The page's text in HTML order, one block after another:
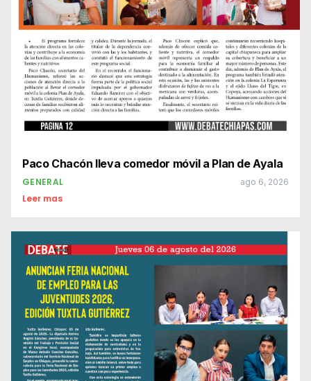
Paco Chacón lleva comedor móvil a Plan de Ayala
GENERAL ago 6, 2026
Leer mas